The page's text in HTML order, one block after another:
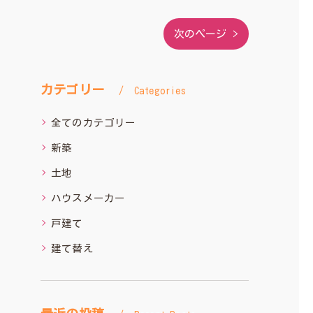
次のページ >
カテゴリー Categories
全てのカテゴリー
新築
土地
ハウスメーカー
戸建て
建て替え